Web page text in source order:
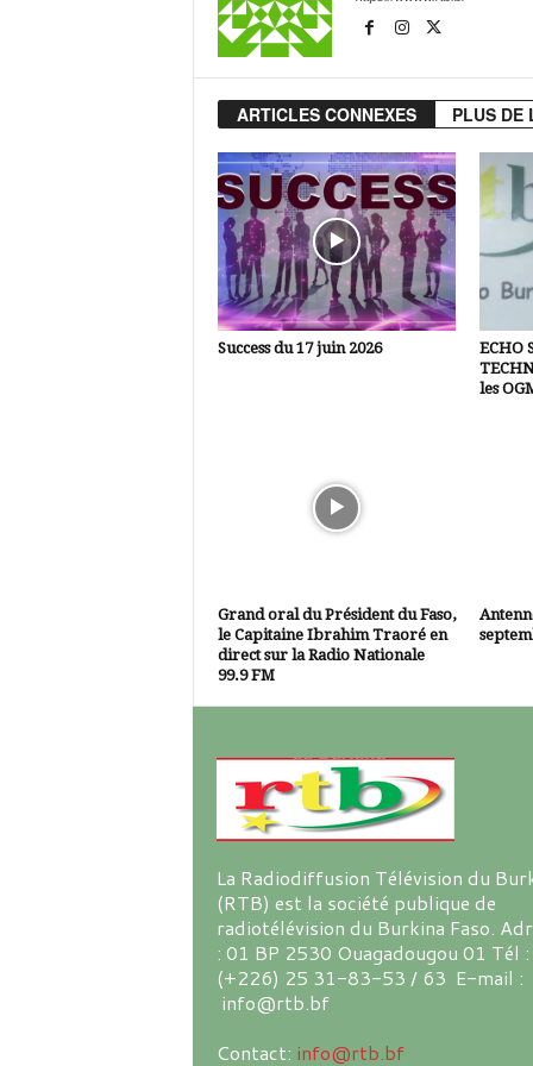
ARTICLES CONNEXES PLUS DE
Success du 17 juin 2026
ECHO
les
Grand oral du Président du Faso,
le Capitaine Ibrahim Traoré en
direct sur la Radio Nationale
99.9 FM
La Radiodiffusion Télévision du
(RTB) est la société publique de
radiotélévision du Burkina Faso.
: 01 BP 2530 Ouagadougou 01 Tél :
(+226) 25 31-83-53 / 63 E-mail :
info@rtb.bf
Contact: info@rtb.bf